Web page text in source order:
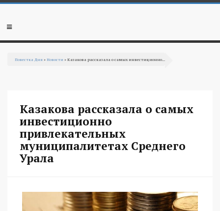
Перейти к основному содержанию
Мобильное
Повестка Дня »Новости » Казакова рассказала о самых инвестиционно...
Казакова рассказала о самых
инвестиционно
привлекательных
муниципалитетах Среднего
Урала